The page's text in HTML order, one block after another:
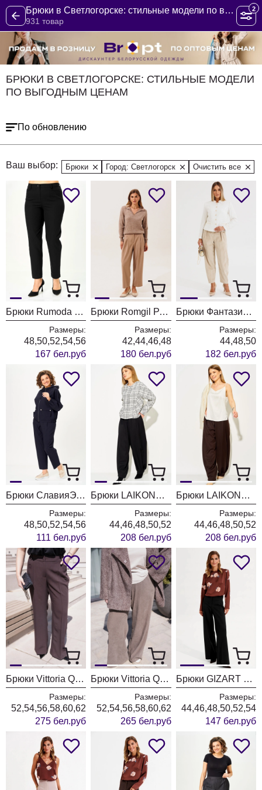
Брюки в Светлогорске: стильные модели по выгодным ценам
931 товар
2
БРЮКИ В СВЕТЛОГОРСКЕ: СТИЛЬНЫЕ МОДЕЛИ
ПО ВЫГОДНЫМ ЦЕНАМ
По обновлению
Ваш выбор: Брюки Город: Светлогорск Очистить все
Брюки Rumoda 2289 черные
Размеры:
48,50,52,54,56
167 бел.руб
Брюки Romgil РТ0202-ВИ5 бежевый
Размеры:
42,44,46,48
180 бел.руб
Брюки Фантазия Мод 5534-1
Размеры:
44,48,50
182 бел.руб
Брюки СлавияЭлит 572 синий
Размеры:
48,50,52,54,56
111 бел.руб
Брюки LAIKONY L-974-2 черный
Размеры:
44,46,48,50,52
208 бел.руб
Брюки LAIKONY L-974-2 коричневый
Размеры:
44,46,48,50,52
208 бел.руб
Брюки Vittoria Queen 30853/1 шоколадный
Размеры:
52,54,56,58,60,62
275 бел.руб
Брюки Vittoria Queen 30823 капучино
Размеры:
52,54,56,58,60,62
265 бел.руб
Брюки GIZART 35204 черный
Размеры:
44,46,48,50,52,54
147 бел.руб